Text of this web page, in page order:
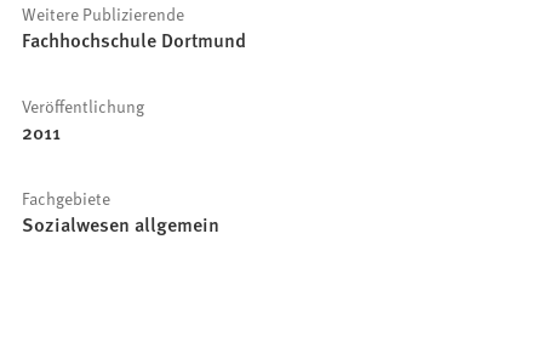
Weitere Publizierende
Fachhochschule Dortmund
Veröffentlichung
2011
Fachgebiete
Sozialwesen allgemein